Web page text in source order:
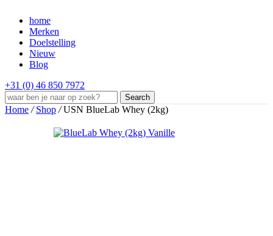
home
Merken
Doelstelling
Nieuw
Blog
+31 (0) 46 850 7972
Search
Home / Shop / USN BlueLab Whey (2kg)